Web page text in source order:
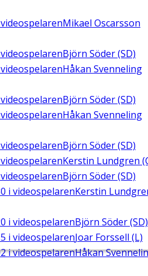
Mikael Oscarsson
Björn Söder (SD)
Håkan Svenneling
Björn Söder (SD)
Håkan Svenneling
Björn Söder (SD)
Kerstin Lundgren
Björn Söder (SD)
i videospelarenKerstin
i videospelarenBjörn Söder (SD)
i videospelarenJoar Forssell (L)
i videospelarenHåkan